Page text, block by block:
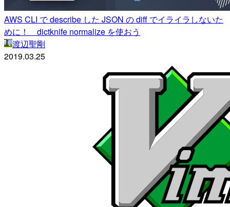
AWS CLI で describe した JSON の diff でイライラしないた
めに！ dictknife normalize を使おう
渡辺聖剛
2019.03.25